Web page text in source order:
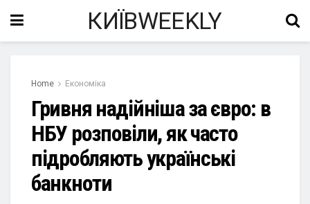
КИЇВWEEKLY
Home Економіка
Гривня надійніша за євро: в
НБУ розповіли, як часто
підробляють українські
банкноти